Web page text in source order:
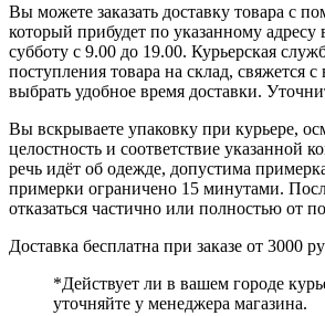
Вы можете заказать доставку товара с
который прибудет по указанному адресу
субботу с 9.00 до 19.00. Курьерская
поступления товара на склад, свяжется
выбрать удобное время доставки.
Вы вскрываете упаковку при курьере,
целостность и соответствие указанной
речь идёт об одежде, допустима
примерки ограничено 15 минутами.
отказаться частично или полностью от
Доставка бесплатна при заказе от 3000
*Действует ли в вашем городе
уточняйте у менеджера магазина.